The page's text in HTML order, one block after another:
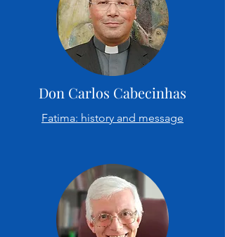
Don Carlos Cabecinhas
Fatima: history and message